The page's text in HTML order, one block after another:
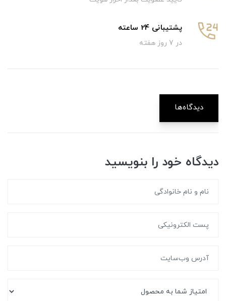
پشتیبانی 24 ساعته
در 7 روز هفته
دیدگاه‌ها
دیدگاه خود را بنویسید